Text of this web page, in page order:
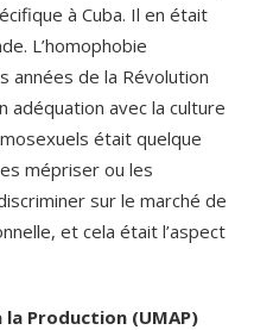
à Cuba. Il en était
L’homophobie
années de la Révolution
avec la culture
était quelque
mépriser ou les
sur le marché de
et cela était l’aspect
la Production (UMAP)